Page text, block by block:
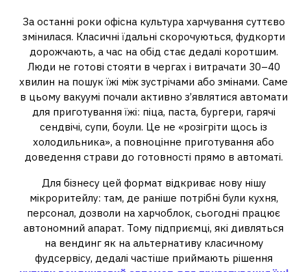
За останні роки офісна культура харчування суттєво
змінилася. Класичні їдальні скорочуються, фудкорти
дорожчають, а час на обід стає дедалі коротшим.
Люди не готові стояти в чергах і витрачати 30–40
хвилин на пошук їжі між зустрічами або змінами. Саме
в цьому вакуумі почали активно з’являтися автомати
для приготування їжі: піца, паста, бургери, гарячі
сендвічі, супи, боули. Це не «розігріти щось із
холодильника», а повноцінне приготування або
доведення страви до готовності прямо в автоматі.
Для бізнесу цей формат відкриває нову нішу
мікроритейлу: там, де раніше потрібні були кухня,
персонал, дозволи на харчоблок, сьогодні працює
автономний апарат. Тому підприємці, які дивляться
на вендинг як на альтернативу класичному
фудсервісу, дедалі частіше приймають рішення